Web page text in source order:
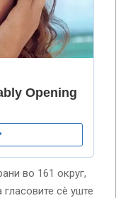
во 161 округ,
сè уште